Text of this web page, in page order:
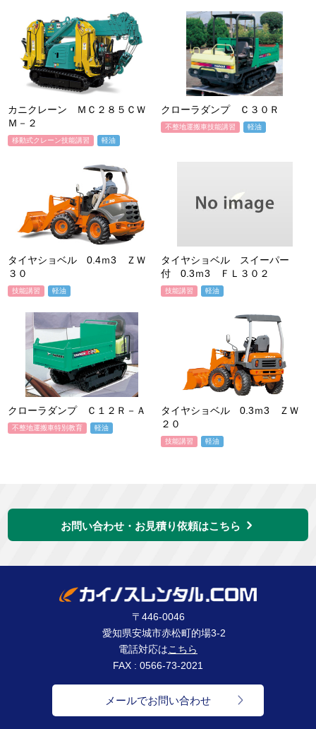
カニクレーン ＭＣ２８５ＣＷ
Ｍ－２
移動式クレーン技能講習 軽油
クローラダンプ Ｃ３０Ｒ
不整地運搬車技能講習 軽油
タイヤショベル 0.4ｍ3 ＺＷ
３０
技能講習 軽油
タイヤショベル スイーパー
付 0.3ｍ3 ＦＬ３０２
技能講習 軽油
クローラダンプ Ｃ１２Ｒ－Ａ
不整地運搬車特別教育 軽油
タイヤショベル 0.3ｍ3 ＺＷ
２０
技能講習 軽油
お問い合わせ・お見積り依頼はこちら
〒446-0046
愛知県安城市赤松町的場3-2
電話対応はこちら
FAX : 0566-73-2021
メールでお問い合わせ